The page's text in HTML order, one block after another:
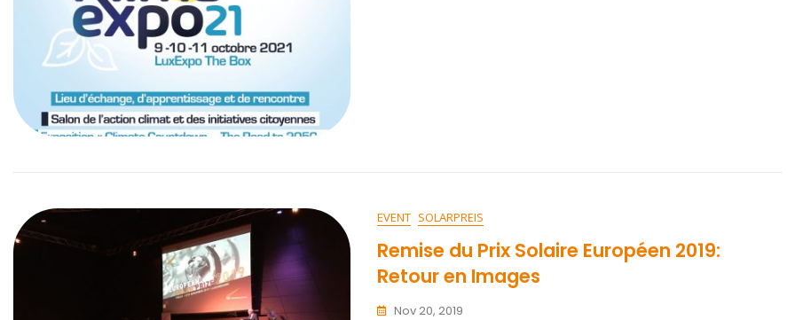
EVENT SOLARPREIS
Remise du Prix Solaire Européen 2019:
Retour en Images
Nov 20, 2019